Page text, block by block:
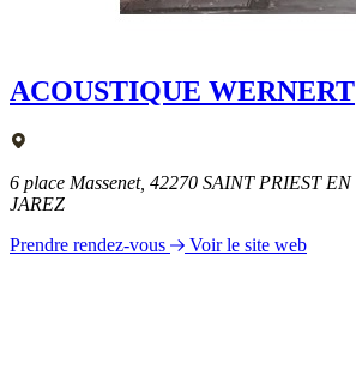
ACOUSTIQUE WERNERT
6 place Massenet, 42270 SAINT PRIEST EN
JAREZ
Prendre rendez-vous
Voir le site web